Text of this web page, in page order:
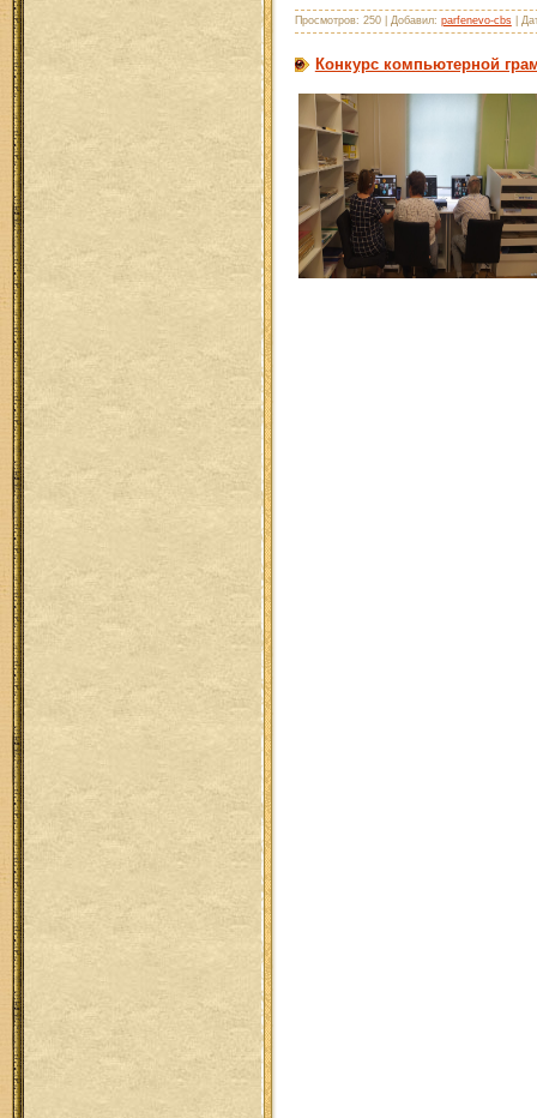
Просмотров: 250 | Добавил: parfenevo-cbs|
Конкурс компьютерной